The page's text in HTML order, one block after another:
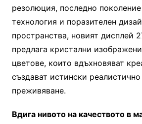
резолюция, последно
технология и поразителен
пространства, новият дисплей
предлага кристални
цветове, които вдъхновяват
създават истински
преживяване.
Вдига нивото на качеството в